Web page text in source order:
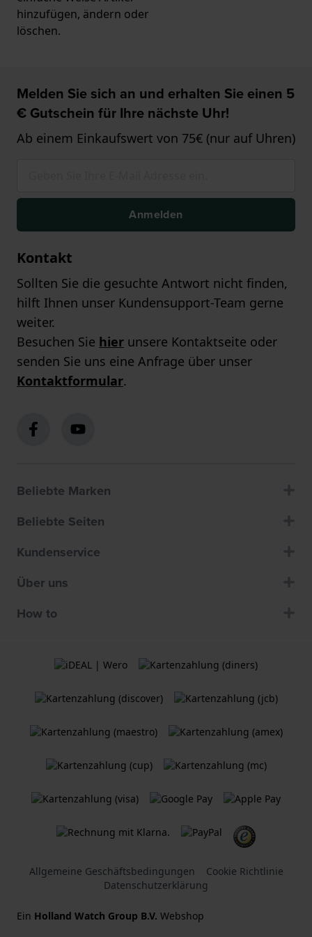
hinzufügen, ändern oder
löschen.
Melden Sie sich an und erhalten Sie einen 5
€ Gutschein für Ihre nächste Uhr!
Ab einem Einkaufswert von 75€ (nur auf Uhren)
Anmelden
Kontakt
Sollten Sie die gesuchte Antwort nicht finden,
hilft Ihnen unser Kundensupport-Team gerne
weiter.
Besuchen Sie hier unsere Kontaktseite oder
senden Sie uns eine Anfrage über unser
Kontaktformular.
Beliebte Marken
Beliebte Seiten
Kundenservice
Über uns
How to
Allgemeine Geschäftsbedingungen
Cookie Richtlinie
Datenschutzerklärung
Ein Holland Watch Group B.V. Webshop